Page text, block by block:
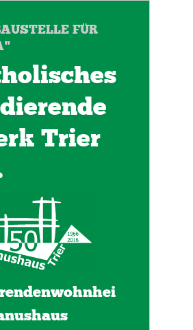
FÜR
Trier